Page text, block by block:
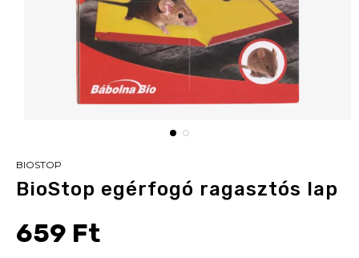
BIOSTOP
BioStop egérfogó ragasztós lap
659 Ft